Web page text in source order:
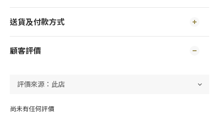
送貨及付款方式
顧客評價
尚未有任何評價